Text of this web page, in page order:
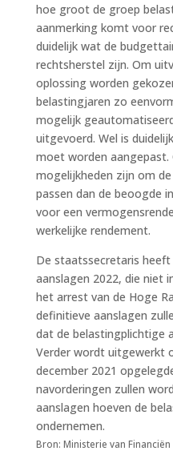
hoe groot de groep
aanmerking komt voor
duidelijk wat de
rechtsherstel zijn. Om
oplossing worden
belastingjaren zo
mogelijk
uitgevoerd. Wel is
moet worden
mogelijkheden zijn om
passen dan de beoogde
voor een
werkelijke rendement.
De staatssecretaris
aanslagen 2022, die niet
het arrest van de Hoge
definitieve aanslagen
dat de belastingplichtige
Verder wordt uitgewerkt
december 2021
navorderingen zullen
aanslagen hoeven de
ondernemen.
Bron: Ministerie van